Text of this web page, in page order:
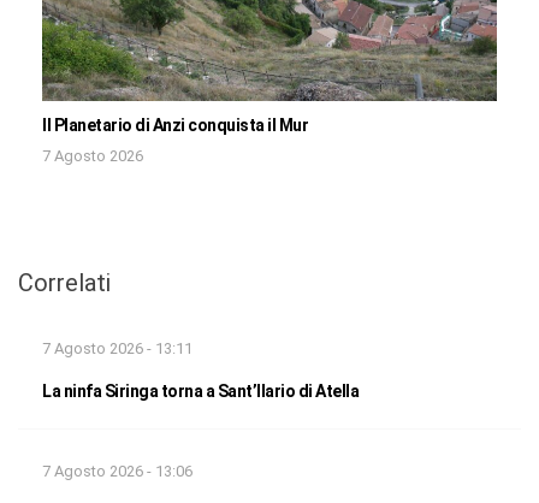
Il Planetario di Anzi conquista il Mur
7 Agosto 2026
Correlati
7 Agosto 2026 - 13:11
La ninfa Siringa torna a Sant’Ilario di Atella
7 Agosto 2026 - 13:06